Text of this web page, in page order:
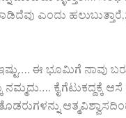
ಎಂದು
ಈ ಭೂಮಿಗೆ ನಾವು
ಕೈಗೆಟುಕದ್ದಕ್ಕೆ